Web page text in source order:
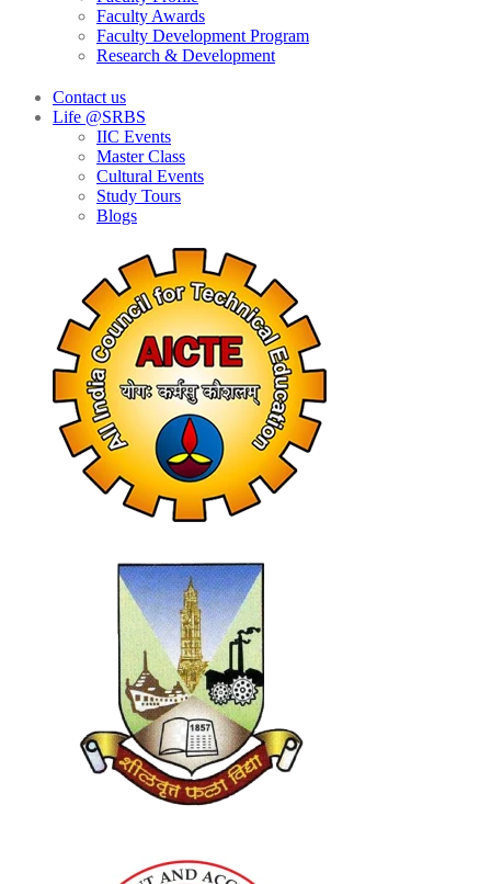
Faculty Awards
Faculty Development Program
Research & Development
Contact us
Life @SRBS
IIC Events
Master Class
Cultural Events
Study Tours
Blogs